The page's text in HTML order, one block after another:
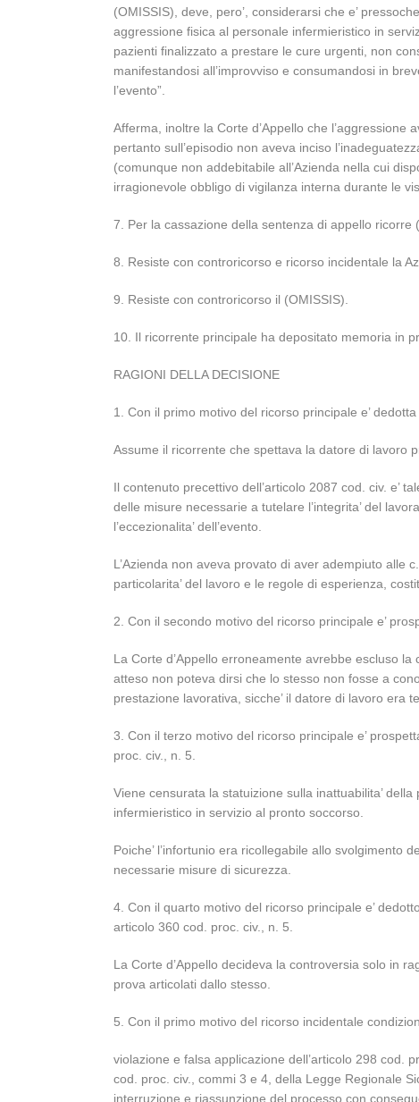
(OMISSIS), deve, pero’, considerarsi che e’
aggressione fisica al personale infermieristico in
pazienti finalizzato a prestare le cure urgenti, non
manifestandosi all’improvviso e consumandosi in
l’evento”.
Afferma, inoltre la Corte d’Appello che
pertanto sull’episodio non aveva inciso
(comunque non addebitabile all’Azienda nella cui
irragionevole obbligo di vigilanza interna durante le
7. Per la cassazione della sentenza di appello ricorre
8. Resiste con controricorso e ricorso incidentale la
9. Resiste con controricorso il (OMISSIS).
10. Il ricorrente principale ha depositato memoria in
RAGIONI DELLA DECISIONE
1. Con il primo motivo del ricorso principale e’
Assume il ricorrente che spettava la datore di lavoro
Il contenuto precettivo dell’articolo 2087 cod. civ. e’
delle misure necessarie a tutelare l’integrita’ del
l’eccezionalita’ dell’evento.
L’Azienda non aveva provato di aver adempiuto alle
particolarita’ del lavoro e le regole di esperienza,
2. Con il secondo motivo del ricorso principale e’
La Corte d’Appello erroneamente avrebbe escluso
atteso non poteva dirsi che lo stesso non fosse a
prestazione lavorativa, sicche’ il datore di lavoro era
3. Con il terzo motivo del ricorso principale e’
proc. civ., n. 5.
Viene censurata la statuizione sulla inattuabilita’
infermieristico in servizio al pronto soccorso.
Poiche’ l’infortunio era ricollegabile allo svolgimento
necessarie misure di sicurezza.
4. Con il quarto motivo del ricorso principale e’
articolo 360 cod. proc. civ., n. 5.
La Corte d’Appello decideva la controversia solo in
prova articolati dallo stesso.
5. Con il primo motivo del ricorso incidentale
violazione e falsa applicazione dell’articolo 298 cod.
cod. proc. civ., commi 3 e 4, della Legge Regionale
interruzione e riassunzione del processo con